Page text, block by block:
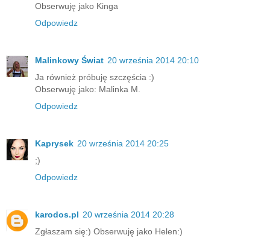
Obserwuję jako Kinga
Odpowiedz
Malinkowy Świat 20 września 2014 20:10
Ja również próbuję szczęścia :)
Obserwuję jako: Malinka M.
Odpowiedz
Kaprysek 20 września 2014 20:25
;)
Odpowiedz
karodos.pl 20 września 2014 20:28
Zgłaszam się:) Obserwuję jako Helen:)